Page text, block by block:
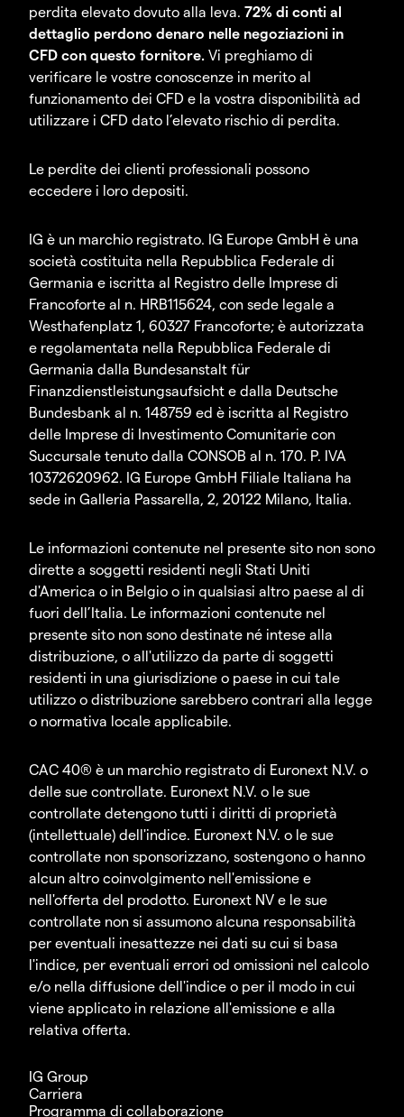
perdita elevato dovuto alla leva. 72% di conti al
dettaglio perdono denaro nelle negoziazioni in
CFD con questo fornitore. Vi preghiamo di
verificare le vostre conoscenze in merito al
funzionamento dei CFD e la vostra disponibilità ad
utilizzare i CFD dato l’elevato rischio di perdita.
Le perdite dei clienti professionali possono
eccedere i loro depositi.
IG è un marchio registrato. IG Europe GmbH è una
società costituita nella Repubblica Federale di
Germania e iscritta al Registro delle Imprese di
Francoforte al n. HRB115624, con sede legale a
Westhafenplatz 1, 60327 Francoforte; è autorizzata
e regolamentata nella Repubblica Federale di
Germania dalla Bundesanstalt für
Finanzdienstleistungsaufsicht e dalla Deutsche
Bundesbank al n. 148759 ed è iscritta al Registro
delle Imprese di Investimento Comunitarie con
Succursale tenuto dalla CONSOB al n. 170. P. IVA
10372620962. IG Europe GmbH Filiale Italiana ha
sede in Galleria Passarella, 2, 20122 Milano, Italia.
Le informazioni contenute nel presente sito non sono
dirette a soggetti residenti negli Stati Uniti
d'America o in Belgio o in qualsiasi altro paese al di
fuori dell’Italia. Le informazioni contenute nel
presente sito non sono destinate né intese alla
distribuzione, o all'utilizzo da parte di soggetti
residenti in una giurisdizione o paese in cui tale
utilizzo o distribuzione sarebbero contrari alla legge
o normativa locale applicabile.
CAC 40® è un marchio registrato di Euronext N.V. o
delle sue controllate. Euronext N.V. o le sue
controllate detengono tutti i diritti di proprietà
(intellettuale) dell'indice. Euronext N.V. o le sue
controllate non sponsorizzano, sostengono o hanno
alcun altro coinvolgimento nell'emissione e
nell'offerta del prodotto. Euronext NV e le sue
controllate non si assumono alcuna responsabilità
per eventuali inesattezze nei dati su cui si basa
l'indice, per eventuali errori od omissioni nel calcolo
e/o nella diffusione dell'indice o per il modo in cui
viene applicato in relazione all'emissione e alla
relativa offerta.
IG Group
Carriera
Programma di collaborazione